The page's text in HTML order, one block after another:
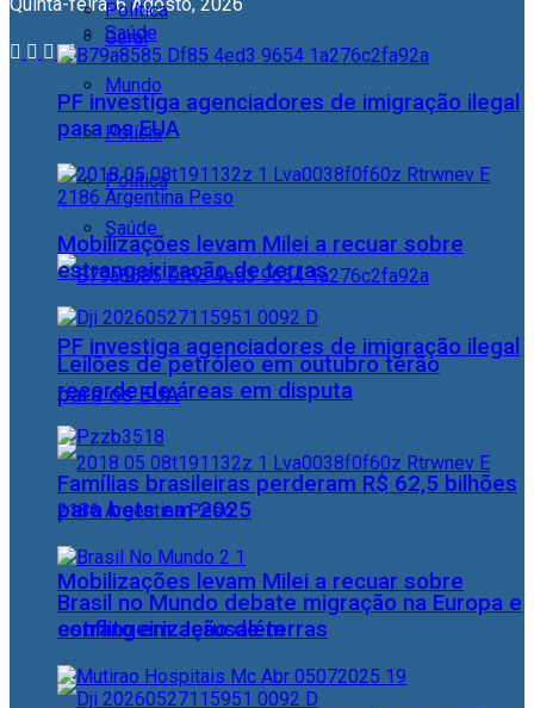
Geral
Mundo
Polícia
Política
Saúde
PF investiga agenciadores de imigração ilegal
para os EUA
Mobilizações levam Milei a recuar sobre
estrangeirização de terras
Política
Saúde
PF investiga agenciadores de imigração ilegal
para os EUA
Mobilizações levam Milei a recuar sobre
estrangeirização de terras
Leilões de petróleo em outubro terão
recorde de áreas em disputa
Famílias brasileiras perderam R$ 62,5 bilhões
para bets em 2025
Brasil no Mundo debate migração na Europa e
conflito em Jerusalém